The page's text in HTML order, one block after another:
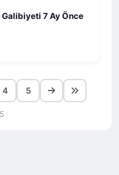
7 Ay Önce
4 5